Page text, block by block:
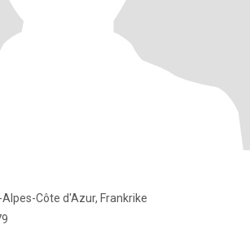
Côte d'Azur, Frankrike